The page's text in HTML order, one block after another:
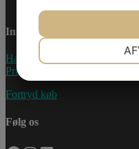
Information
Handelsebetingelser
Privatlivspolitik
Fortryd køb
Følg os